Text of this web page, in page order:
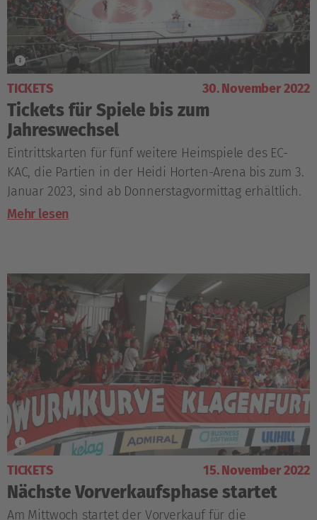
TICKETS 30. November 2022
Tickets für Spiele bis zum
Jahreswechsel
Eintrittskarten für fünf weitere Heimspiele des EC-
KAC, die Partien in der Heidi Horten-Arena bis zum 3.
Januar 2023, sind ab Donnerstagvormittag erhältlich.
Mehr lesen
TICKETS 15. November 2022
Nächste Vorverkaufsphase startet
Am Mittwoch startet der Vorverkauf für die